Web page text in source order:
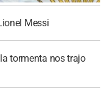
Messi
tormenta nos trajo